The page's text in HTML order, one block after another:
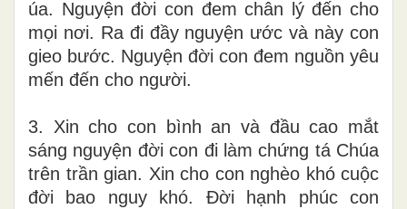
úa. Nguyện đời con đem chân lý đến cho
mọi nơi. Ra đi đầy nguyện ước và này con
gieo bước. Nguyện đời con đem nguồn yêu
mến đến cho người.
3. Xin cho con bình an và đầu cao mắt
sáng nguyện đời con đi làm chứng tá Chúa
trên trần gian. Xin cho con nghèo khó cuộc
đời bao nguy khó. Đời hạnh phúc con